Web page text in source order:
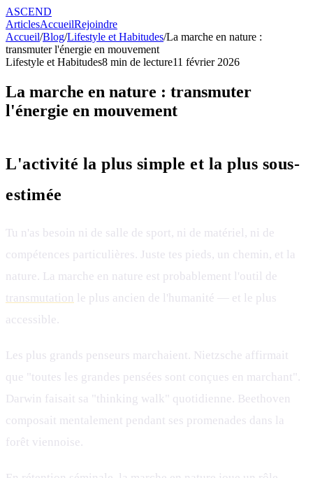
ASCEND
ArticlesAccueilRejoindre
Accueil/Blog/Lifestyle et Habitudes/La marche en nature :
transmuter l'énergie en mouvement
Lifestyle et Habitudes8 min de lecture11 février 2026
La marche en nature : transmuter
l'énergie en mouvement
L'activité la plus simple et la plus sous-
estimée
Tu n'as besoin ni de salle de sport, ni de matériel, ni de
compétences particulières. Juste tes pieds, un chemin, et la
nature. La marche en nature est probablement l'outil de
transmutation le plus ancien de l'humanité — et le plus
accessible.
Les plus grands penseurs marchaient. Nietzsche affirmait
que "toutes les grandes pensées sont conçues en marchant".
Darwin faisait sa "thinking walk" quotidienne. Beethoven
composait mentalement pendant ses promenades dans la
forêt viennoise.